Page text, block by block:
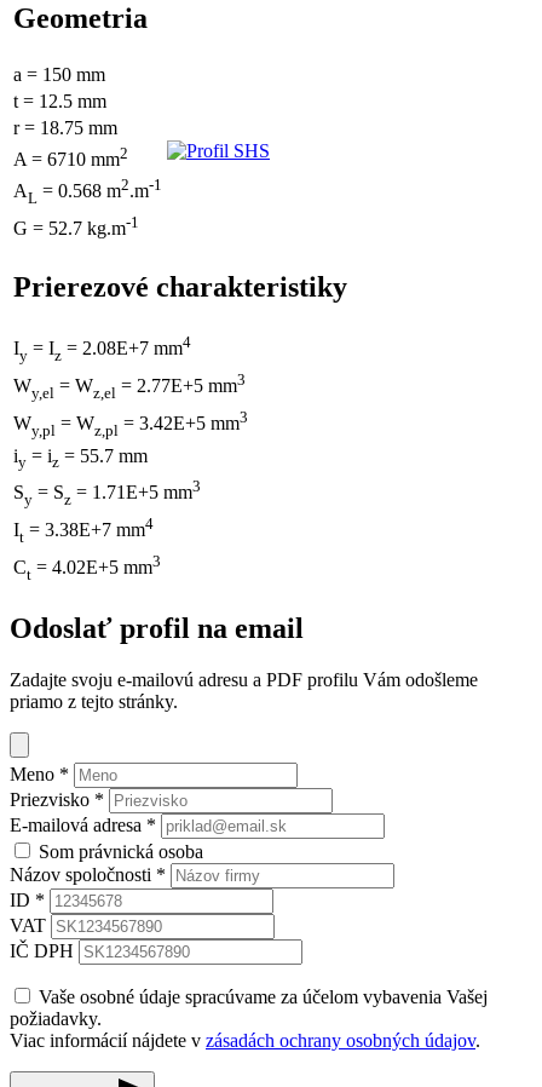
Geometria
a = 150 mm
t = 12.5 mm
r = 18.75 mm
A = 6710 mm2
AL = 0.568 m2.m-1
G = 52.7 kg.m-1
Prierezové charakteristiky
Iy = Iz = 2.08E+7 mm4
Wy,el = Wz,el = 2.77E+5 mm3
Wy,pl = Wz,pl = 3.42E+5 mm3
iy = iz = 55.7 mm
Sy = Sz = 1.71E+5 mm3
It = 3.38E+7 mm4
Ct = 4.02E+5 mm3
Odoslať profil na email
Zadajte svoju e-mailovú adresu a PDF profilu Vám odošleme
priamo z tejto stránky.
Meno *
Priezvisko *
E-mailová adresa *
Som právnická osoba
Názov spoločnosti *
ID *
VAT
IČ DPH
Vaše osobné údaje spracúvame za účelom vybavenia Vašej
požiadavky.
Viac informácií nájdete v zásadách ochrany osobných údajov.